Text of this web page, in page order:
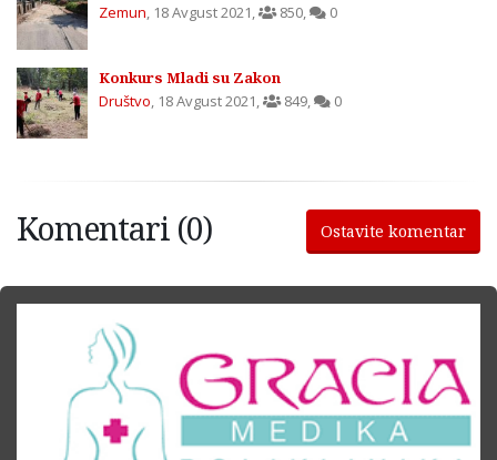
Zemun, 18 Avgust 2021, 850, 0
Konkurs Mladi su Zakon
Društvo, 18 Avgust 2021, 849, 0
Komentari (0) Ostavite komentar